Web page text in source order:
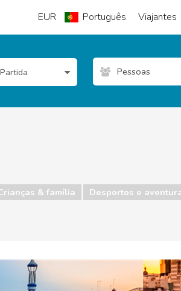
EUR Português Viajantes
Pessoas
& família Desportos e
locais